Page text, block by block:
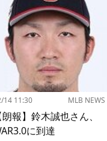
14 11:30 MLB NEWS
朗報】鈴木誠也さん、
に到達